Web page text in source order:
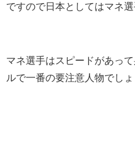
ですので日本としてはマネ
マネ選手はスピードがあっ
ルで一番の要注意人物でしょ